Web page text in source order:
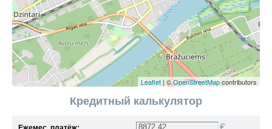
Leaflet | ©OpenStreetMapcontributors
Кредитный калькулятор